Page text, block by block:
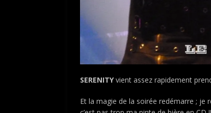
SERENITYvient assez rapidement
Et la magie de la soirée redémarre ; je